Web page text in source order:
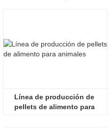
Línea de producción de
pellets de alimento para